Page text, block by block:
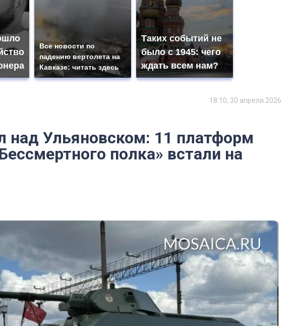
Все новости по
падению вертолета на
Кавказе: читать здесь
Таких событий не
было с 1945: чего
ждать всем нам?
18:10, 30 апреля 2026
над Ульяновском: 11 платформ
полка» встали на